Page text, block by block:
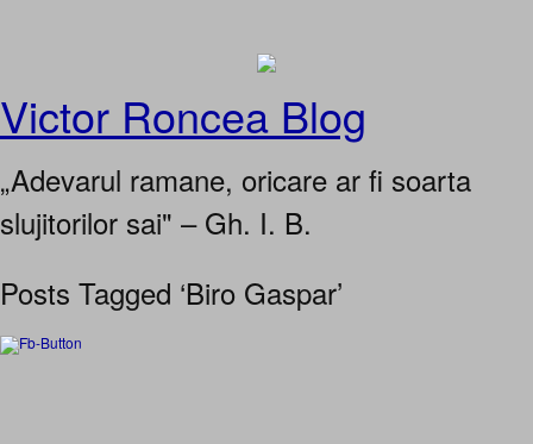
Victor Roncea Blog
„Adevarul ramane, oricare ar fi soarta
slujitorilor sai" – Gh. I. B.
Posts Tagged ‘Biro Gaspar’